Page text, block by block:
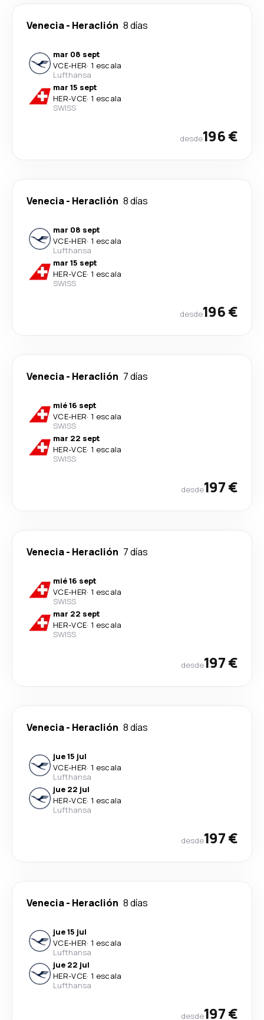
Venecia- Heraclión 8 días
mar 08 sept
VCE-HER· 1 escala
Lufthansa
mar 15 sept
HER-VCE· 1 escala
SWISS
desde196 €
Venecia- Heraclión 8 días
mar 08 sept
VCE-HER· 1 escala
Lufthansa
mar 15 sept
HER-VCE· 1 escala
SWISS
desde196 €
Venecia- Heraclión 7 días
mié 16 sept
VCE-HER· 1 escala
SWISS
mar 22 sept
HER-VCE· 1 escala
SWISS
desde197 €
Venecia- Heraclión 7 días
mié 16 sept
VCE-HER· 1 escala
SWISS
mar 22 sept
HER-VCE· 1 escala
SWISS
desde197 €
Venecia- Heraclión 8 días
jue 15 jul
VCE-HER· 1 escala
Lufthansa
jue 22 jul
HER-VCE· 1 escala
Lufthansa
desde197 €
Venecia- Heraclión 8 días
jue 15 jul
VCE-HER· 1 escala
Lufthansa
jue 22 jul
HER-VCE· 1 escala
Lufthansa
desde197 €